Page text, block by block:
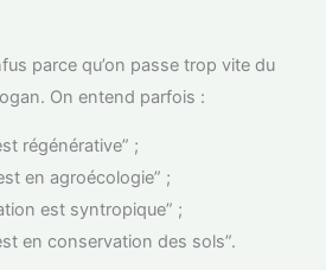
parce qu’on passe trop vite du
On entend parfois :
régénérative” ;
en agroécologie” ;
est syntropique” ;
en conservation des sols”.